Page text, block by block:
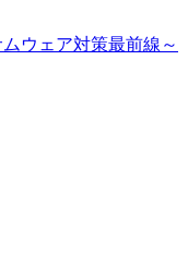
ウェア対策最前線～